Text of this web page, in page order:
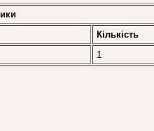
Кількість
1